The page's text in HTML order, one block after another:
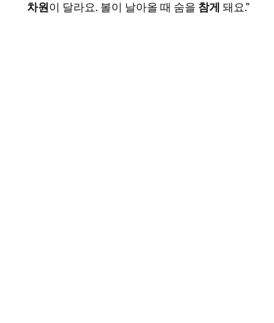
차원이 달라요. 볼이 날아올 때 숨을 참게 돼요.”